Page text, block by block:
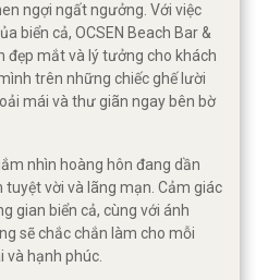
ngợi ngất ngưởng. Với việc
biển cả, OCSEN Beach Bar &
đẹp mắt và lý tưởng cho khách
trên những chiếc ghế lười
mái và thư giãn ngay bên bờ
nhìn hoàng hôn đang dần
vời và lãng mạn. Cảm giác
gian biển cả, cùng với ánh
sẽ chắc chắn làm cho mỗi
và hạnh phúc.